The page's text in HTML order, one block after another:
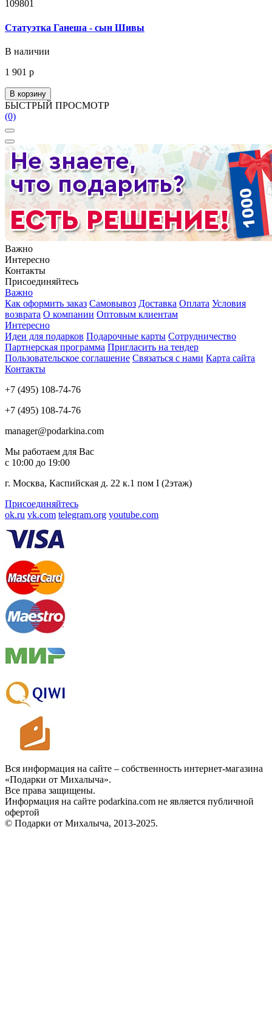
109801
Статуэтка Ганеша - сын Шивы
В наличии
1 901 р
В корзину
БЫСТРЫЙ ПРОСМОТР
(0)
Важно
Интересно
Контакты
Присоединяйтесь
Важно
Как оформить заказ Самовывоз Доставка Оплата Условия
возврата О компании Оптовым клиентам
Интересно
Идеи для подарков Подарочные карты Сотрудничество
Партнерская программа Пригласить на тендер
Пользовательское соглашение Связаться с нами Карта сайта
Контакты
+7 (495) 108-74-76
+7 (495) 108-74-76
manager@podarkina.com
Мы работаем для Вас
с 10:00 до 19:00
г. Москва, Каспийская д. 22 к.1 пом I (2этаж)
Присоединяйтесь
ok.ru vk.com telegram.org youtube.com
Вся информация на сайте – собственность интернет-магазина
«Подарки от Михалыча».
Все права защищены.
Информация на сайте podarkina.com не является публичной
офертой
© Подарки от Михалыча, 2013-2025.